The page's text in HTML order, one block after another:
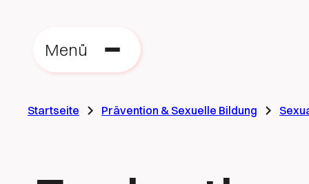
Menü
Startseite Prävention & Sexuelle Bildung